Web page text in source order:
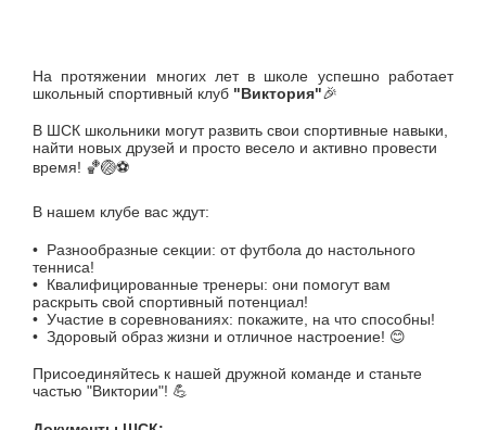
На протяжении многих лет в школе успешно работает
школьный спортивный клуб "Виктория"🎉
В ШСК школьники могут развить свои спортивные навыки,
найти новых друзей и просто весело и активно провести
время! 🏀🏐⚽️
В нашем клубе вас ждут:
• Разнообразные секции: от футбола до настольного
тенниса!
• Квалифицированные тренеры: они помогут вам
раскрыть свой спортивный потенциал!
• Участие в соревнованиях: покажите, на что способны!
• Здоровый образ жизни и отличное настроение! 😊
Присоединяйтесь к нашей дружной команде и станьте
частью "Виктории"! 💪